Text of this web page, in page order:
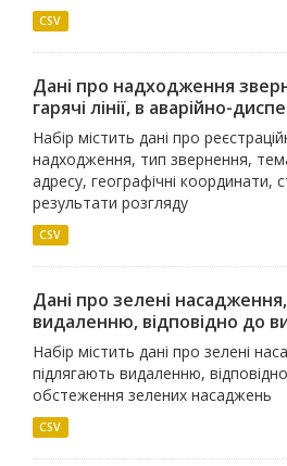
CSV
Дані про надходження
гарячі лінії, в аварійно-
Набір містить дані про
надходження, тип звернення,
адресу, географічні координати,
результати розгляду
CSV
Дані про зелені
видаленню, відповідно до
Набір містить дані про зелені
підлягають видаленню,
обстеження зелених насаджень
CSV